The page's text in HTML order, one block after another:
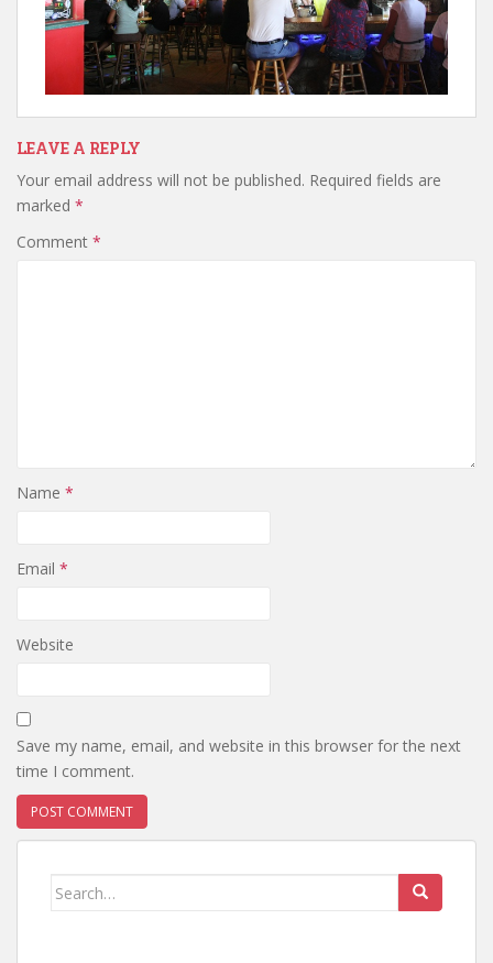
LEAVE A REPLY
Your email address will not be published. Required fields are
marked *
Comment *
Name *
Email *
Website
Save my name, email, and website in this browser for the next
time I comment.
Search